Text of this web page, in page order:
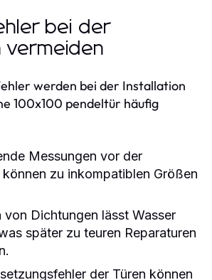
bei der
vermeiden
werden bei der Installation
100x100 pendeltür häufig
Messungen vor der
können zu inkompatiblen Größen
von Dichtungen lässt Wasser
später zu teuren Reparaturen
der Türen können